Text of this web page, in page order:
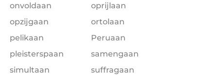
onvoldaan
oprijlaan
opzijgaan
ortolaan
pelikaan
Peruaan
pleisterspaan
samengaan
simultaan
suffragaan